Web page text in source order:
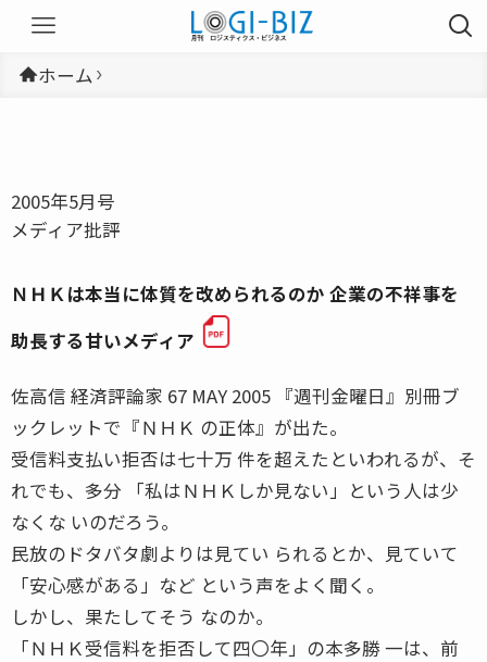
ホーム
2005年5月号
メディア批評
ＮＨＫは本当に体質を改められるのか 企業の不祥事を
助長する甘いメディア
佐高信 経済評論家 67 MAY 2005 『週刊金曜日』別冊ブ
ックレットで『ＮＨＫ の正体』が出た。
受信料支払い拒否は七十万 件を超えたといわれるが、そ
れでも、多分 「私はＮＨＫしか見ない」という人は少
なくな いのだろう。
民放のドタバタ劇よりは見てい られるとか、見ていて
「安心感がある」など という声をよく聞く。
しかし、果たしてそう なのか。
「ＮＨＫ受信料を拒否して四〇年」の本多勝 一は、前